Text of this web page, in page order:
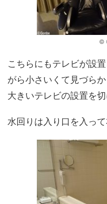
©
こちらにもテレビが設
がら小さいくて見づらか
大きいテレビの設置を切
水回りは入り口を入って